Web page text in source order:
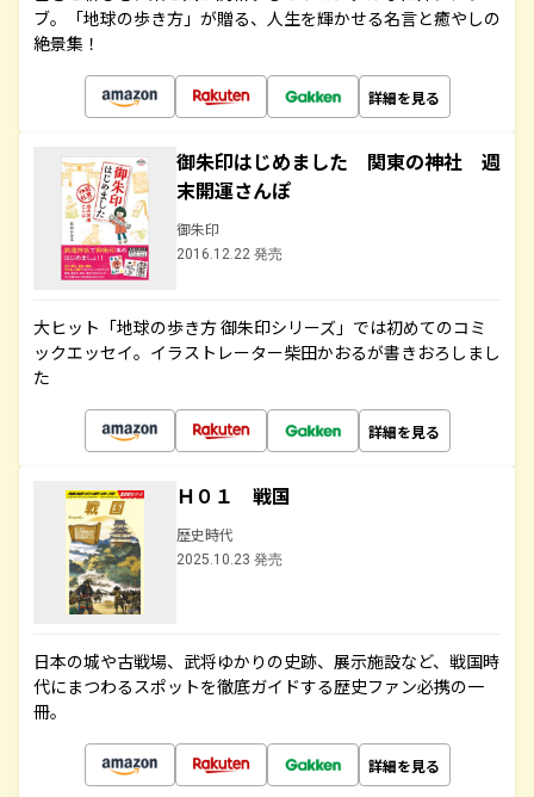
ブ。「地球の歩き方」が贈る、人生を輝かせる名言と癒やしの
絶景集！
詳細を見る
御朱印はじめました 関東の神社 週
末開運さんぽ
御朱印
2016.12.22 発売
大ヒット「地球の歩き方 御朱印シリーズ」では初めてのコミ
ックエッセイ。イラストレーター柴田かおるが書きおろしまし
た
詳細を見る
Ｈ０１ 戦国
歴史時代
2025.10.23 発売
日本の城や古戦場、武将ゆかりの史跡、展示施設など、戦国時
代にまつわるスポットを徹底ガイドする歴史ファン必携の一
冊。
詳細を見る